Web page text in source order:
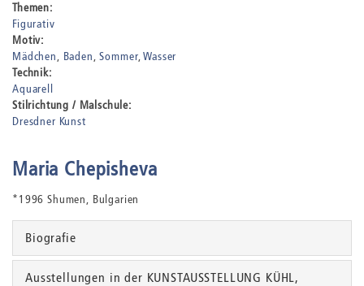
Themen:
Figurativ
Motiv:
Mädchen
Baden Sommer Wasser
Technik:
Aquarell
Stilrichtung / Malschule:
Dresdner Kunst
Maria Chepisheva
*1996 Shumen, Bulgarien
Biografie
Ausstellungen in der KUNSTAUSSTELLUNG KÜHL,